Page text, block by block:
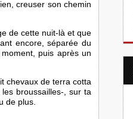
creuser son chemin
de cette nuit-là et que
encore, séparée du
puis après un
chevaux de terra cotta
broussailles-, sur ta
de plus.